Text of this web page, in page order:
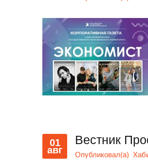
01
авг
Вестник
Опубликовал(а)